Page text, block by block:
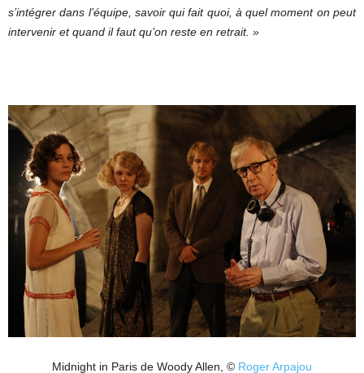
s’intégrer dans l’équipe, savoir qui fait quoi, à quel moment on peut
intervenir et quand il faut qu’on reste en retrait. »
Midnight in Paris de Woody Allen, © Roger Arpajou